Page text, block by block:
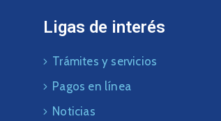
Ligas de interés
Trámites y servicios
Pagos en línea
Noticias